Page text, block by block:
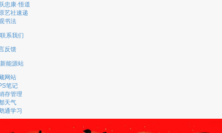
忠康·悟道
艺社速递
书法
联系我们
反馈
新能源站
网站
笔记
存管理
天气
通学习